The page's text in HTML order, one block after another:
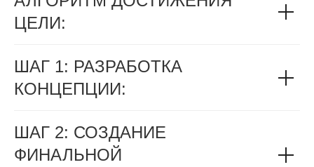
ЦЕЛИ:
ШАГ 1: РАЗРАБОТКА
КОНЦЕПЦИИ:
ШАГ 2: СОЗДАНИЕ
ФИНАЛЬНОЙ